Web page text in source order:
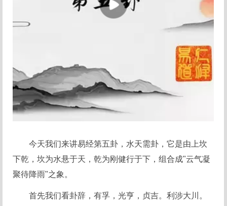
今天我们来讲易经第五卦，水天需卦，它是由上坎
下乾，坎为水悬于天，乾为刚健行于下，组合成"云气凝
聚待降雨"之象。
首先我们看卦辞，有孚，光亨，贞吉。利涉大川。